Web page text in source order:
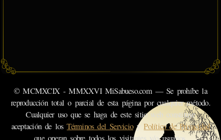
© MCMXCIX - MMXXVI MiSabueso.com — Se prohíbe la
reproducción total o parcial de esta página por cualquier método.
Cualquier uso que se haga de este sitio web constituye
aceptación de losTérminos del ServicioyPolítica de Privacidad